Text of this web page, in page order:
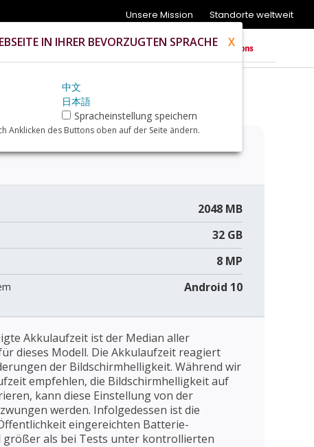
Unsere Mission Standorte weltweit
2048 MB
32 GB
8 MP
Android 10
Akkulaufzeit ist der Median aller
dieses Modell. Die Akkulaufzeit reagiert
der Bildschirmhelligkeit. Während wir
empfehlen, die Bildschirmhelligkeit auf
kann diese Einstellung von der
werden. Infolgedessen ist die
eingereichten Batterie-
größer als bei Tests unter kontrollierten
IN IHRER BEVORZUGTEN SPRACHE X
中文
日本語
Spracheinstellung speichern
Anklicken des Buttons oben auf der Seite ändern.